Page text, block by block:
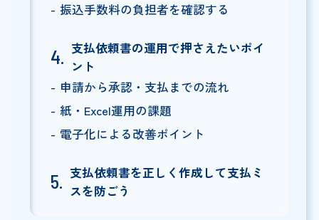
振込手数料の負担者を確認する
支払依頼書の運用で押さえたいポイ
ント
申請から承認・支払までの流れ
紙・Excel運用の課題
電子化による改善ポイント
支払依頼書を正しく作成して支払ミ
スを防ごう